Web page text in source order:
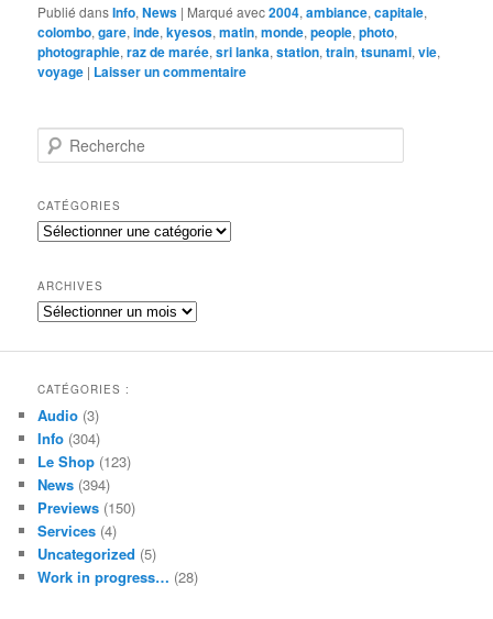
Publié dansInfo,News | Marqué avec2004,ambiance,capitale,
colombo,gare,inde,kyesos,matin,monde,people,photo,
photographie,raz de marée,sri lanka,station,train,tsunami,vie,
voyage | Laisser un commentaire
e
h
e
r
h
e
CATÉGORIES
Catégories
ARCHIVES
Archives
CATÉGORIES :
Audio (3)
Info (304)
Le Shop (123)
News (394)
Previews (150)
Services (4)
Uncategorized (5)
Work in progress… (28)